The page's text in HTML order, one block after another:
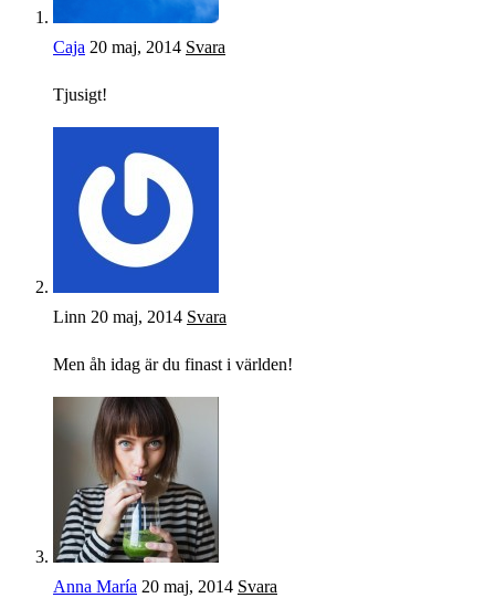
Caja 20 maj, 2014 Svara
Tjusigt!
Linn 20 maj, 2014 Svara
Men åh idag är du finast i världen!
Anna María 20 maj, 2014 Svara